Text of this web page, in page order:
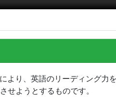
より、英語のリーディング力
せようとするものです。